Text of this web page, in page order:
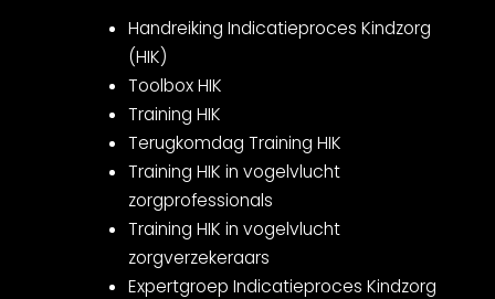
Handreiking Indicatieproces Kindzorg
(HIK)
Toolbox HIK
Training HIK
Terugkomdag Training HIK
Training HIK in vogelvlucht
zorgprofessionals
Training HIK in vogelvlucht
zorgverzekeraars
Expertgroep Indicatieproces Kindzorg